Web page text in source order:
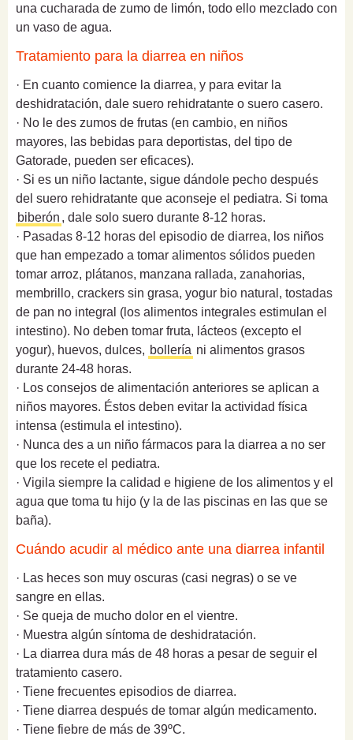
una cucharada de zumo de limón, todo ello mezclado con
un vaso de agua.
Tratamiento para la diarrea en niños
· En cuanto comience la diarrea, y para evitar la
deshidratación, dale suero rehidratante o suero casero.
· No le des zumos de frutas (en cambio, en niños
mayores, las bebidas para deportistas, del tipo de
Gatorade, pueden ser eficaces).
· Si es un niño lactante, sigue dándole pecho después
del suero rehidratante que aconseje el pediatra. Si toma
biberón , dale solo suero durante 8-12 horas.
· Pasadas 8-12 horas del episodio de diarrea, los niños
que han empezado a tomar alimentos sólidos pueden
tomar arroz, plátanos, manzana rallada, zanahorias,
membrillo, crackers sin grasa, yogur bio natural, tostadas
de pan no integral (los alimentos integrales estimulan el
intestino). No deben tomar fruta, lácteos (excepto el
yogur), huevos, dulces, bollería ni alimentos grasos
durante 24-48 horas.
· Los consejos de alimentación anteriores se aplican a
niños mayores. Éstos deben evitar la actividad física
intensa (estimula el intestino).
· Nunca des a un niño fármacos para la diarrea a no ser
que los recete el pediatra.
· Vigila siempre la calidad e higiene de los alimentos y el
agua que toma tu hijo (y la de las piscinas en las que se
baña).
Cuándo acudir al médico ante una diarrea infantil
· Las heces son muy oscuras (casi negras) o se ve
sangre en ellas.
· Se queja de mucho dolor en el vientre.
· Muestra algún síntoma de deshidratación.
· La diarrea dura más de 48 horas a pesar de seguir el
tratamiento casero.
· Tiene frecuentes episodios de diarrea.
· Tiene diarrea después de tomar algún medicamento.
· Tiene fiebre de más de 39ºC.